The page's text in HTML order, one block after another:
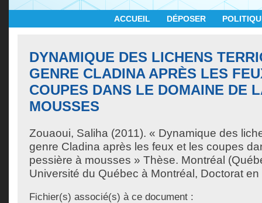
ACCUEIL DÉPOSER
DYNAMIQUE DES LICHENS
GENRE CLADINA APRÈS LES
COUPES DANS LE DOMAINE DE
MOUSSES
Zouaoui, Saliha (2011). « Dynamique des
genre Cladina après les feux et les coupes
pessière à mousses » Thèse. Montréal
Université du Québec à Montréal, Doctorat
Fichier(s) associé(s) à ce document :